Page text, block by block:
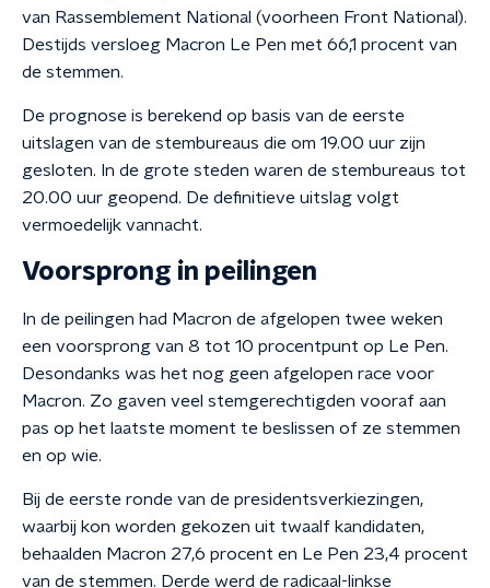
van Rassemblement National (voorheen Front National).
Destijds versloeg Macron Le Pen met 66,1 procent van
de stemmen.
De prognose is berekend op basis van de eerste
uitslagen van de stembureaus die om 19.00 uur zijn
gesloten. In de grote steden waren de stembureaus tot
20.00 uur geopend. De definitieve uitslag volgt
vermoedelijk vannacht.
Voorsprong in peilingen
In de peilingen had Macron de afgelopen twee weken
een voorsprong van 8 tot 10 procentpunt op Le Pen.
Desondanks was het nog geen afgelopen race voor
Macron. Zo gaven veel stemgerechtigden vooraf aan
pas op het laatste moment te beslissen of ze stemmen
en op wie.
Bij de eerste ronde van de presidentsverkiezingen,
waarbij kon worden gekozen uit twaalf kandidaten,
behaalden Macron 27,6 procent en Le Pen 23,4 procent
van de stemmen. Derde werd de radicaal-linkse